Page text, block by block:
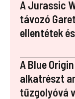
o
o
k
t
A Jurassic
távozó
ellentétek
A Blue
alkatrészt
tűzgolyóvá